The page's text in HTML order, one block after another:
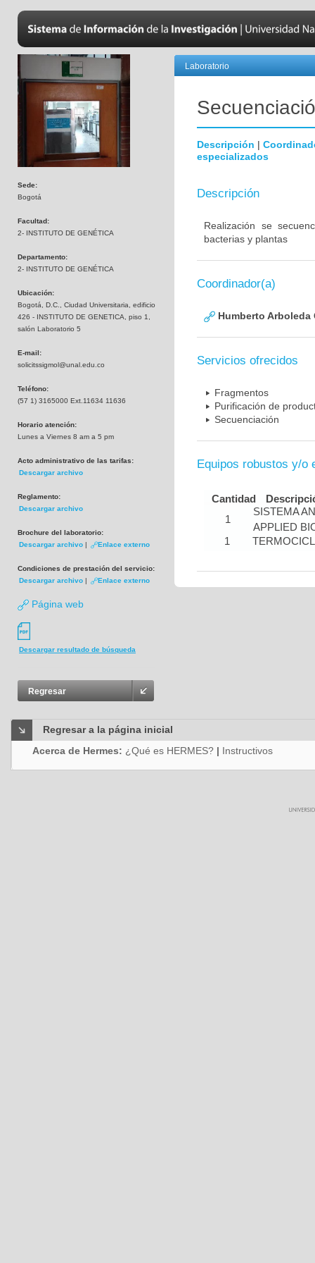
Sede:
Bogotá
Facultad:
2- INSTITUTO DE GENÉTICA
Departamento:
2- INSTITUTO DE GENÉTICA
Ubicación:
Bogotá, D.C., Ciudad Universitaria, edificio
426 - INSTITUTO DE GENETICA, piso 1,
salón Laboratorio 5
E-mail:
solicitssigmol@unal.edu.co
Teléfono:
(57 1) 3165000 Ext.11634 11636
Horario atención:
Lunes a Viernes 8 am a 5 pm
Acto administrativo de las tarifas:
Descargar archivo
Reglamento:
Descargar archivo
Brochure del laboratorio:
Descargar archivo | Enlace externo
Condiciones de prestación del servicio:
Descargar archivo | Enlace externo
Página web
Descargar resultado de búsqueda
Regresar
Laboratorio
Descripción |
especializados
Descripción
Realización se
bacterias y plantas
Coordinador(a)
Humberto Arboleda
Servicios ofrecidos
Fragmentos
Purificación de
Secuenciación
Equipos robustos y/o
Cantidad
1
SISTEMA
APPLIED
1
Regresar a la página inicial
Acerca de Hermes: ¿Qué es HERMES? | Instructivos